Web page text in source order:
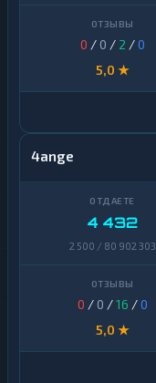
0 / 0 / 2 /0
5,0 ★
4ange
4 432
2 500 / 80 902 303
0 / 0 /16 /0
5,0 ★